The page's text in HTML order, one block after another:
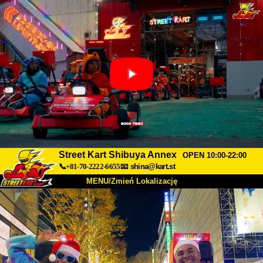
Street Kart Shibuya Annex
OPEN 10:00-22:00
📞+81-70-2222-6655📧 shina@kart.st
MENU/Zmień Lokalizację
O nas Specyfikacja Cena
Dojazd Opinie FAQ